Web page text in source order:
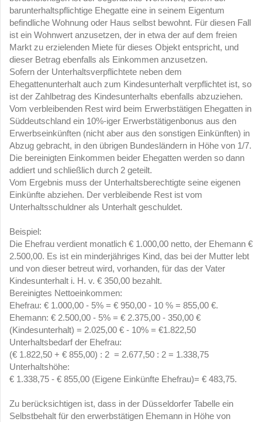
barunterhaltspflichtige Ehegatte eine in seinem Eigentum
befindliche Wohnung oder Haus selbst bewohnt. Für diesen Fall
ist ein Wohnwert anzusetzen, der in etwa der auf dem freien
Markt zu erzielenden Miete für dieses Objekt entspricht, und
dieser Betrag ebenfalls als Einkommen anzusetzen.
Sofern der Unterhaltsverpflichtete neben dem
Ehegattenunterhalt auch zum Kindesunterhalt verpflichtet ist, so
ist der Zahlbetrag des Kindesunterhalts ebenfalls abzuziehen.
Vom verbleibenden Rest wird beim Erwerbstätigen Ehegatten in
Süddeutschland ein 10%-iger Erwerbstätigenbonus aus den
Erwerbseinkünften (nicht aber aus den sonstigen Einkünften) in
Abzug gebracht, in den übrigen Bundesländern in Höhe von 1/7.
Die bereinigten Einkommen beider Ehegatten werden so dann
addiert und schließlich durch 2 geteilt.
Vom Ergebnis muss der Unterhaltsberechtigte seine eigenen
Einkünfte abziehen. Der verbleibende Rest ist vom
Unterhaltsschuldner als Unterhalt geschuldet.
Beispiel:
Die Ehefrau verdient monatlich € 1.000,00 netto, der Ehemann €
2.500,00. Es ist ein minderjähriges Kind, das bei der Mutter lebt
und von dieser betreut wird, vorhanden, für das der Vater
Kindesunterhalt i. H. v. € 350,00 bezahlt.
Bereinigtes Nettoeinkommen:
Ehefrau: € 1.000,00 - 5% = € 950,00 - 10 % = 855,00 €.
Ehemann: € 2.500,00 - 5% = € 2.375,00 - 350,00 €
(Kindesunterhalt) = 2.025,00 € - 10% = €1.822,50
Unterhaltsbedarf der Ehefrau:
(€ 1.822,50 + € 855,00) : 2 = 2.677,50 : 2 = 1.338,75
Unterhaltshöhe:
€ 1.338,75 - € 855,00 (Eigene Einkünfte Ehefrau)= € 483,75.
Zu berücksichtigen ist, dass in der Düsseldorfer Tabelle ein
Selbstbehalt für den erwerbstätigen Ehemann in Höhe von